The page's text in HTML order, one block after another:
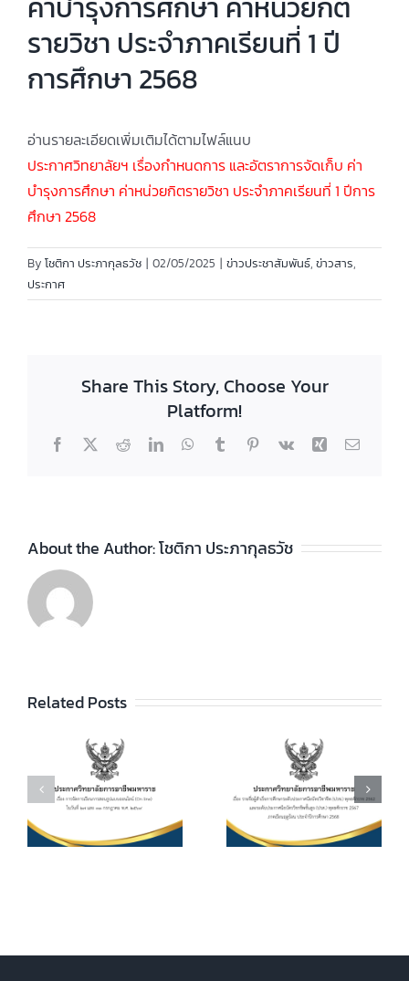
รายวิชา ประจำภาคเรียนที่ 1 ปี
การศึกษา 2568
อ่านรายละเอียดเพิ่มเติมได้ตามไฟล์แนบ
ประกาศวิทยาลัยฯ เรื่องกำหนดการ และอัตราการจัดเก็บ ค่า
บำรุงการศึกษา ค่าหน่วยกิตรายวิชา ประจำภาคเรียนที่ 1 ปีการ
ศึกษา 2568
By โชติกา ประภากุลธวัช | 02/05/2025 | ข่าวประชาสัมพันธ์, ข่าวสาร,
ประกาศ
Share This Story, Choose Your
Platform!
Facebook
X RedditLinkedInWhatsApp
TumblrPinterest
Vk Xing Email
About the Author:โชติกา ประภากุลธวัช
Related Postsศึกษาระดับ
ประกาศนียบัตร
วิชาชีพ (ปวช.)
พุทธศักราช
2562 และระดับ
ประกาศนียบัตร
ฤดูร้อน ประจำปี
ประกาศวิทยา
กำหนดการ และ
อัตราการจัดเก็บ
ค่าบำรุงการ
ศึกษา ค่า
หน่วยกิตรายวิชา